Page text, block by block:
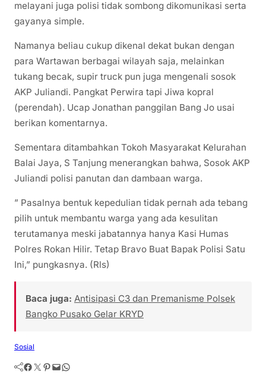
melayani juga polisi tidak sombong dikomunikasi serta
gayanya simple.
Namanya beliau cukup dikenal dekat bukan dengan
para Wartawan berbagai wilayah saja, melainkan
tukang becak, supir truck pun juga mengenali sosok
AKP Juliandi. Pangkat Perwira tapi Jiwa kopral
(perendah). Ucap Jonathan panggilan Bang Jo usai
berikan komentarnya.
Sementara ditambahkan Tokoh Masyarakat Kelurahan
Balai Jaya, S Tanjung menerangkan bahwa, Sosok AKP
Juliandi polisi panutan dan dambaan warga.
” Pasalnya bentuk kepedulian tidak pernah ada tebang
pilih untuk membantu warga yang ada kesulitan
terutamanya meski jabatannya hanya Kasi Humas
Polres Rokan Hilir. Tetap Bravo Buat Bapak Polisi Satu
Ini,” pungkasnya. (Rls)
Baca juga: Antisipasi C3 dan Premanisme Polsek
Bangko Pusako Gelar KRYD
Sosial
Facebook Twitter Pinterest Mail WhatsApp